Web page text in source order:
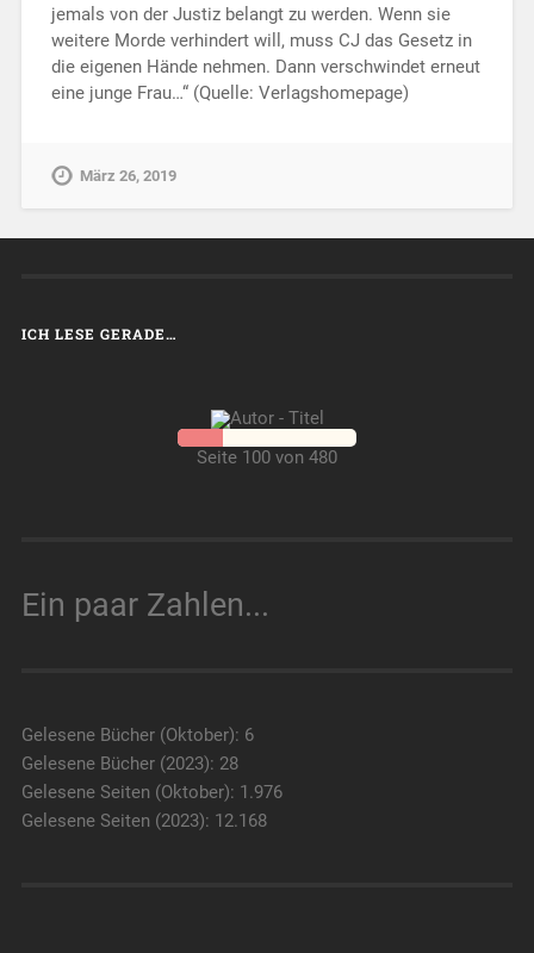
jemals von der Justiz belangt zu werden. Wenn sie
weitere Morde verhindert will, muss CJ das Gesetz in
die eigenen Hände nehmen. Dann verschwindet erneut
eine junge Frau…“ (Quelle: Verlagshomepage)
März 26, 2019
ICH LESE GERADE…
Seite 100 von 480
Ein paar Zahlen...
Gelesene Bücher (Oktober): 6
Gelesene Bücher (2023): 28
Gelesene Seiten (Oktober): 1.976
Gelesene Seiten (2023): 12.168